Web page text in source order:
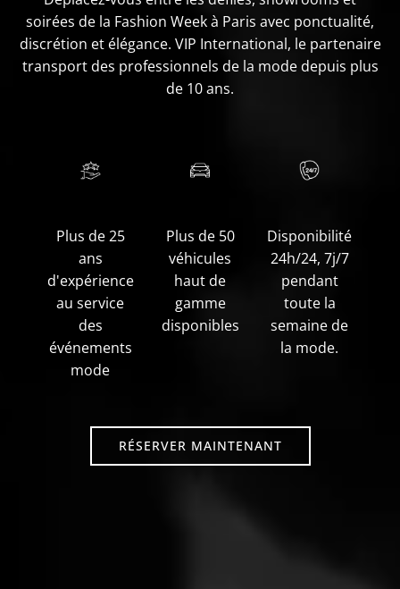
soirées de la Fashion Week à Paris avec ponctualité,
discrétion et élégance. VIP International, le partenaire
transport des professionnels de la mode depuis plus
de 10 ans.
Plus de 25
ans
d'expérience
au service
des
événements
mode
Plus de 50
véhicules
haut de
gamme
disponibles
Disponibilité
24h/24, 7j/7
pendant
toute la
semaine de
la mode.
RÉSERVER MAINTENANT